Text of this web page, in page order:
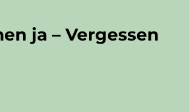
ja – Vergessen